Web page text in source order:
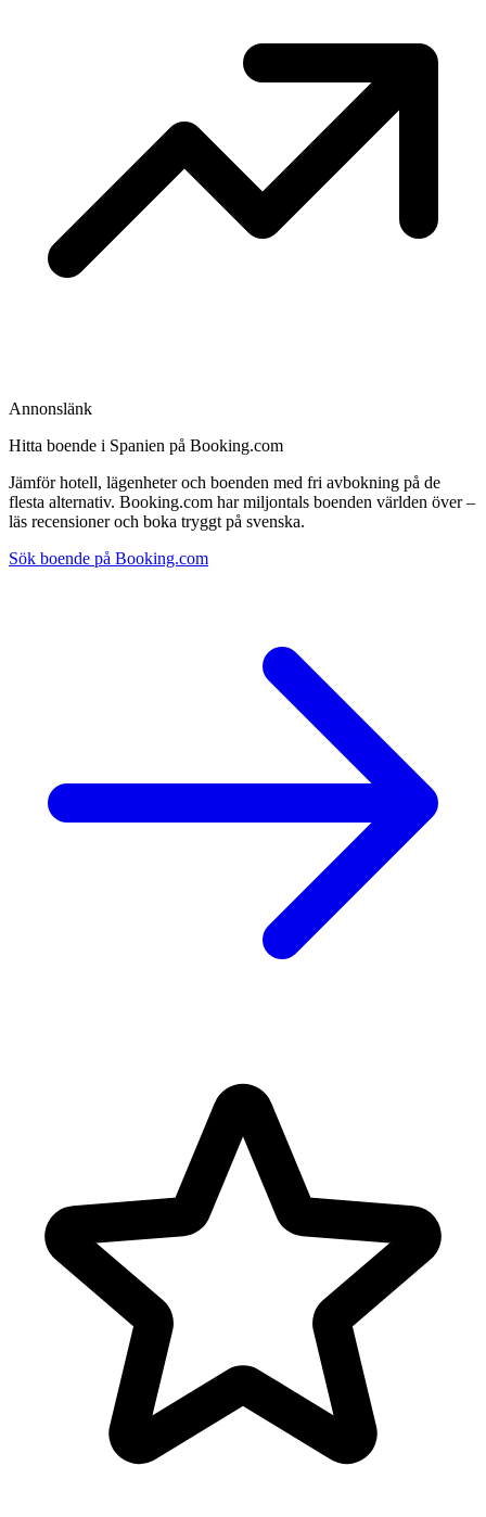
Annonslänk
Hitta boende i Spanien på Booking.com
Jämför hotell, lägenheter och boenden med fri avbokning på de
flesta alternativ. Booking.com har miljontals boenden världen över –
läs recensioner och boka tryggt på svenska.
Sök boende på Booking.com